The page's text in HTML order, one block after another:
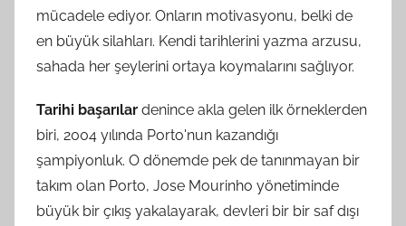
mücadele ediyor. Onların motivasyonu, belki de
en büyük silahları. Kendi tarihlerini yazma arzusu,
sahada her şeylerini ortaya koymalarını sağlıyor.
Tarihi başarılar denince akla gelen ilk örneklerden
biri, 2004 yılında Porto'nun kazandığı
şampiyonluk. O dönemde pek de tanınmayan bir
takım olan Porto, Jose Mourinho yönetiminde
büyük bir çıkış yakalayarak, devleri bir bir saf dışı